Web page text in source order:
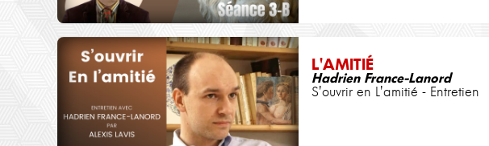
L'AMITIÉ
Hadrien France-Lanord
S'ouvrir en L'amitié - Entretien